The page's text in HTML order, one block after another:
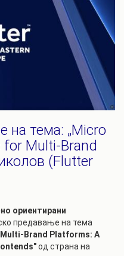
на тема: „Micro
Multi-Brand
(Flutter
ориентирани
предавање на тема
Brand Platforms: A
од страна на